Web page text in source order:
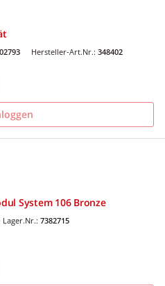
Hersteller-Art.Nr.: 348402
System 106 Bronze
Lager.Nr.: 7382715